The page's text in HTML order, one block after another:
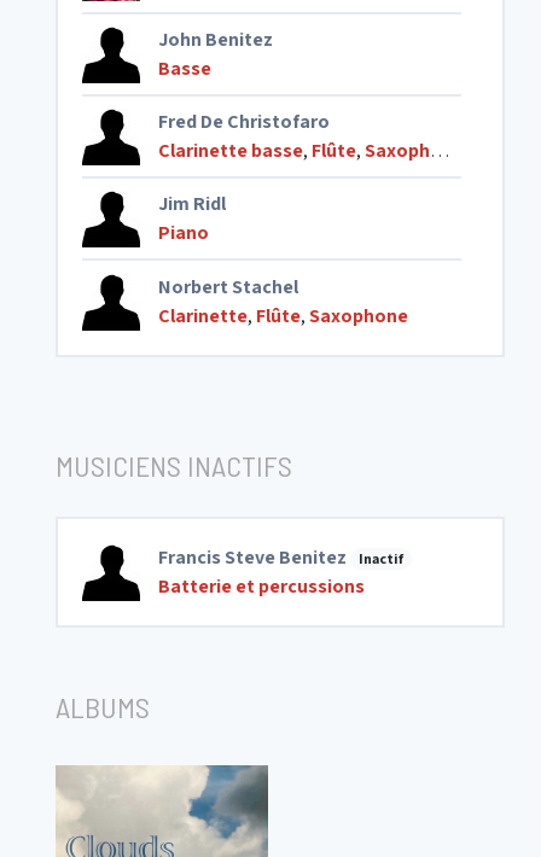
John Benitez
Basse
Fred De Christofaro
Clarinette basse, Flûte,Saxophone
Jim Ridl
Piano
Norbert Stachel
Clarinette, Flûte,Saxophone
MUSICIENS INACTIFS
Francis Steve Benitez Inactif
Batterie et percussions
ALBUMS